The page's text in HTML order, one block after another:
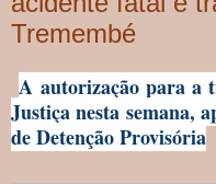
Tremembé
A autorização para a
Justiça nesta semana,
de Detenção Provisória